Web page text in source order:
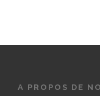
A PROPOS DE